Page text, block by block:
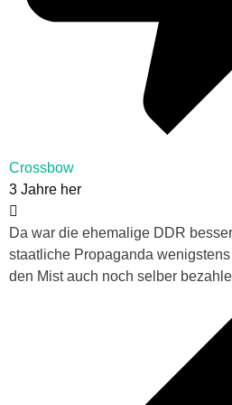
Crossbow
3 Jahre her
Da war die ehemalige DDR
staatliche Propaganda
den Mist auch noch selber